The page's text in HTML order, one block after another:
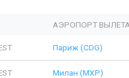
АЭРОПОРТ ВЫЛЕТА
Париж (CDG)
Милан (MXP)